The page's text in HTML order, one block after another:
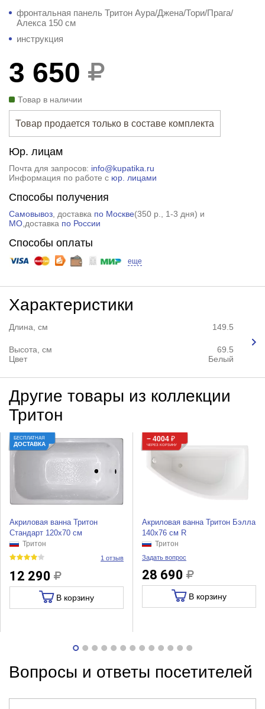
фронтальная панель Тритон Аура/Джена/Тори/Прага/
Алекса 150 см
инструкция
3 650
Товар в наличии
Товар продается только в составе комплекта
Юр. лицам
Почта для запросов: info@kupatika.ru
Информация по работе с юр. лицами
Способы получения
Самовывоз, доставка по Москве(350 р.
, 1-3 дня) и
МО,доставка по России
Способы оплаты
еще
Характеристики
Длина, см 149.5
Высота, см
69.5
Цвет
Белый
Другие товары из коллекции
Тритон
БЕСПЛАТНАЯ
ДОСТАВКА
Акриловая ванна Тритон
Стандарт 120х70 см
Тритон
1 отзыв
12 290
В корзину
− 4004 ₽
ЧЕРЕЗ КОРЗИНУ
Акриловая ванна Тритон Бэлла
140х76 см R
Тритон
Задать вопрос
28 690
В корзину
Вопросы и ответы посетителей